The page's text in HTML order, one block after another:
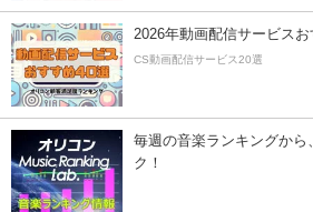
2026年動画配信サービスお
CS動画配信サービス20選
毎週の音楽ランキングから
ク！